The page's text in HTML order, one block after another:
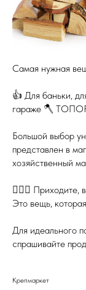
Самая нужная
👍 Для баньки,
гараже 🪓
Большой выбор
представлен в
хозяйственный
💁🏻‍♂️ Приходите,
Это вещь,
Для идеального
спрашивайте
Крепмаркет